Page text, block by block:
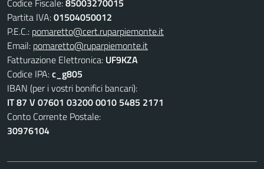
Codice Fiscale:85003270015
Partita IVA:01504050012
P.E.C.: pomaretto@cert.ruparpiemonte.it
Email: pomaretto@ruparpiemonte.it
Fatturazione Elettronica: UF9KZA
Codice IPA:c_g805
IBAN (per i vostri bonifici bancari):
IT 87 V 07601 03200 0010 5485 2171
Conto Corrente Postale:
30976104